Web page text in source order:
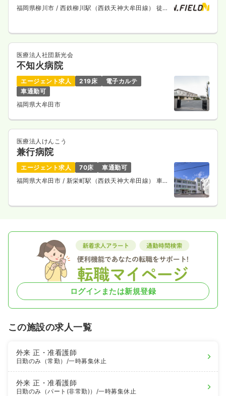
福岡県柳川市 / 西鉄柳川駅（西鉄天神大牟田線） 徒歩
医療法人社団新光会
不知火病院
エージェント求人 219床
電子カルテ
車通勤可
福岡県大牟田市
医療法人けんこう
兼行病院
エージェント求人 70床
車通勤可
福岡県大牟田市 / 新栄町駅（西鉄天神大牟田線） 車8
ログインまたは新規登録
この施設の求人一覧
外来正・准看護師
日勤のみ（常勤） /一時募集休止
外来正・准看護師
日勤のみ（パート(非常勤)） /一時募集休止